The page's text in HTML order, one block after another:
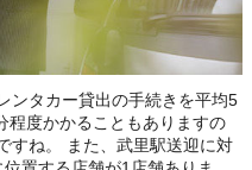
ンタカー貸出の手続きを平均5
程度かかることもありますの
すね。 また、武里駅送迎に対